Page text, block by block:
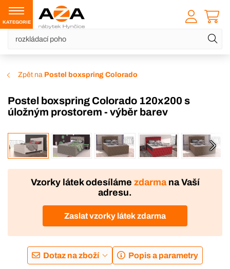
KATEGORIE
Zpět na Postel boxspring Colorado
Postel boxspring Colorado 120x200 s
úložným prostorem - výběr barev
VÝROBA
Vzorky látek odesíláme zdarmana Vaší
adresu.
Zaslat vzorky látek zdarma
Dotaz na zboží Popis a parametry